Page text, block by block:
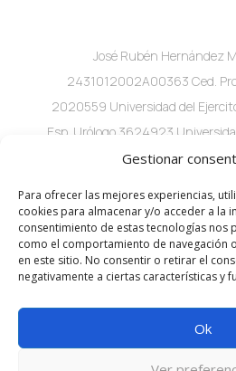
Gestionar
Para ofrecer las mejores experiencias,
cookies para almacenar y/o acceder a la
consentimiento de estas tecnologías
como el comportamiento de navegación
en este sitio. No consentir o retirar el
negativamente a ciertas características y
Ok
José Rubén Hernández
2431012002A00363 Ced.
2020559 Universidad del
Esp. Urólogo 3624923
Aérea C. 60 #282A x 29 Local